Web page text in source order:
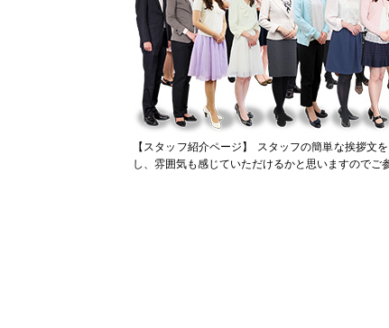
【スタッフ紹介ページ】
スタッフの簡単な挨拶文
し、雰囲気も感じていただけるかと思いますのでご